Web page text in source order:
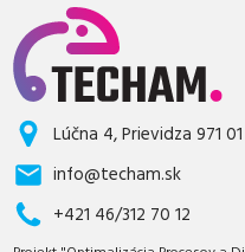
Lúčna 4, Prievidza 971 01
info@techam.sk
+421 46/312 70 12